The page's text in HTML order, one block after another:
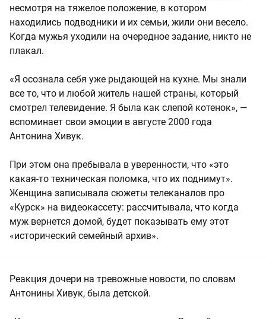
несмотря на тяжелое положение, в котором
находились подводники и их семьи, жили они весело.
Когда мужья уходили на очередное задание, никто не
плакал.
«Я осознала себя уже рыдающей на кухне. Мы знали
все то, что и любой житель нашей страны, который
смотрел телевидение. Я была как слепой котенок», —
вспоминает свои эмоции в августе 2000 года
Антонина Хивук.
При этом она пребывала в уверенности, что «это
какая-то техническая поломка, что их поднимут».
Женщина записывала сюжеты телеканалов про
«Курск» на видеокассету: рассчитывала, что когда
муж вернется домой, будет показывать ему этот
«исторический семейный архив».
Реакция дочери на тревожные новости, по словам
Антонины Хивук, была детской.